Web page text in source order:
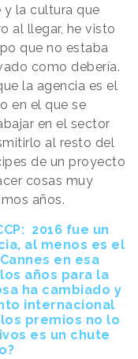
y la cultura que
al llegar, he visto
que no estaba
como debería.
la agencia es el
en el que se
en el sector
al resto del
de un proyecto
cosas muy
años.
2016 fue un
al menos es el
en esa
años para la
ha cambiado y
internacional
premios no lo
es un chute